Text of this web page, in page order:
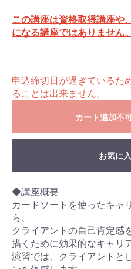
この講座は資格取得講座や
になる講座ではありません。
申込締切日が過ぎているた
ることは出来ません。
カート追加不
お気に
◆講座概要
カードソートを使ったキャ
ら、
クライアントの自己肯定感
描くために効果的なキャリ
演習では、クライアントと